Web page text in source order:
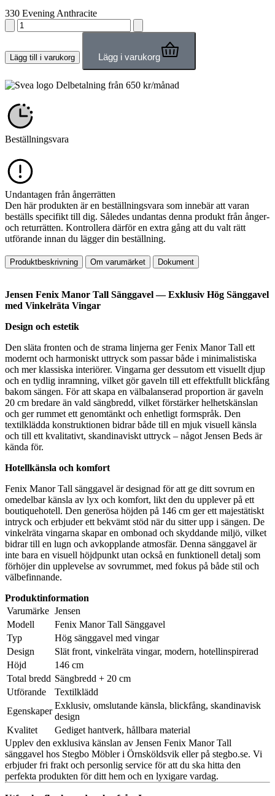
330 Evening Anthracite
Lägg till i varukorg Lägg i varukorg
Delbetalning från 650 kr/månad
Beställningsvara
Undantagen från ångerrätten
Den här produkten är en beställningsvara som innebär att varan
beställs specifikt till dig. Således undantas denna produkt från ånger-
och returrätten. Kontrollera därför en extra gång att du valt rätt
utförande innan du lägger din beställning.
Produktbeskrivning Om varumärket Dokument
Jensen Fenix Manor Tall Sänggavel — Exklusiv Hög Sänggavel
med Vinkelräta Vingar
Design och estetik
Den släta fronten och de strama linjerna ger Fenix Manor Tall ett
modernt och harmoniskt uttryck som passar både i minimalistiska
och mer klassiska interiörer. Vingarna ger dessutom ett visuellt djup
och en tydlig inramning, vilket gör gaveln till ett effektfullt blickfång
bakom sängen. För att skapa en välbalanserad proportion är gaveln
20 cm bredare än vald sängbredd, vilket förstärker helhetskänslan
och ger rummet ett genomtänkt och enhetligt formspråk. Den
textilklädda konstruktionen bidrar både till en mjuk visuell känsla
och till ett kvalitativt, skandinaviskt uttryck – något Jensen Beds är
kända för.
Hotellkänsla och komfort
Fenix Manor Tall sänggavel är designad för att ge ditt sovrum en
omedelbar känsla av lyx och komfort, likt den du upplever på ett
boutiquehotell. Den generösa höjden på 146 cm ger ett majestätiskt
intryck och erbjuder ett bekvämt stöd när du sitter upp i sängen. De
vinkelräta vingarna skapar en ombonad och skyddande miljö, vilket
bidrar till en lugn och avkopplande atmosfär. Denna sänggavel är
inte bara en visuell höjdpunkt utan också en funktionell detalj som
förhöjer din upplevelse av sovrummet, med fokus på både stil och
välbefinnande.
Produktinformation
Varumärke Jensen
Modell
Fenix Manor Tall Sänggavel
Typ
Hög sänggavel med vingar
Design
Slät front, vinkelräta vingar, modern, hotellinspirerad
Höjd
146 cm
Total bredd Sängbredd + 20 cm
Utförande
Textilklädd
Egenskaper
Exklusiv, omslutande känsla, blickfång, skandinavisk
design
Kvalitet
Gediget hantverk, hållbara material
Upplev den exklusiva känslan av Jensen Fenix Manor Tall
sänggavel hos Stegbo Möbler i Örnsköldsvik eller på stegbo.se. Vi
erbjuder fri frakt och personlig service för att du ska hitta den
perfekta produkten för ditt hem och en lyxigare vardag.